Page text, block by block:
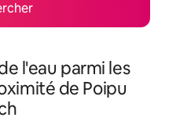
l'eau parmi les
de Poipu